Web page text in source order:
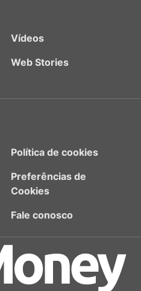
Vídeos
Web Stories
Política de cookies
Preferências de
Cookies
Fale conosco